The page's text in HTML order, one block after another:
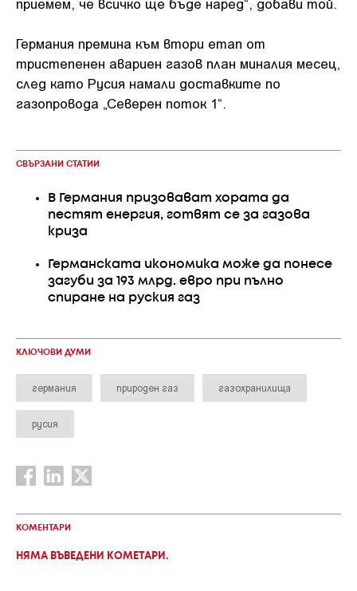
Германия премина към втори етап от
тристепенен авариен газов план миналия месец,
след като Русия намали доставките по
газопровода „Северен поток 1“.
СВЪРЗАНИ СТАТИИ
В Германия призовават хората да
пестят енергия, готвят се за газова
криза
Германската икономика може да понесе
загуби за 193 млрд. евро при пълно
спиране на руския газ
КЛЮЧОВИ ДУМИ
германия природен газ газохранилища
русия
КОМЕНТАРИ
НЯМА ВЪВЕДЕНИ КОМЕТАРИ.